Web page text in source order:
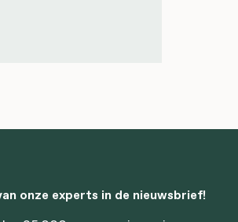
onze experts in de nieuwsbrief!